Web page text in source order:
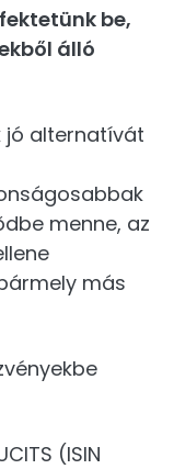
be,
álló
jó alternatívát
menne, az
más
(ISIN